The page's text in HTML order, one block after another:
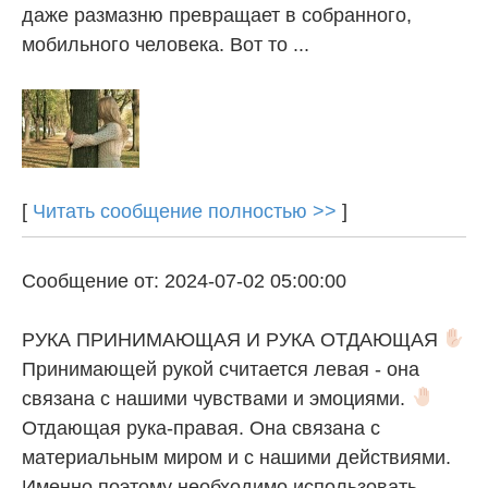
даже размазню превращает в собранного,
мобильного человека. Вот то ...
[ Читать сообщение полностью >> ]
Сообщение от: 2024-07-02 05:00:00
РУКА ПРИНИМАЮЩАЯ И РУКА ОТДАЮЩАЯ
Принимающей рукой считается левая - она
связана с нашими чувствами и эмоциями.
Отдающая рука-правая. Она связана с
материальным миром и с нашими действиями.